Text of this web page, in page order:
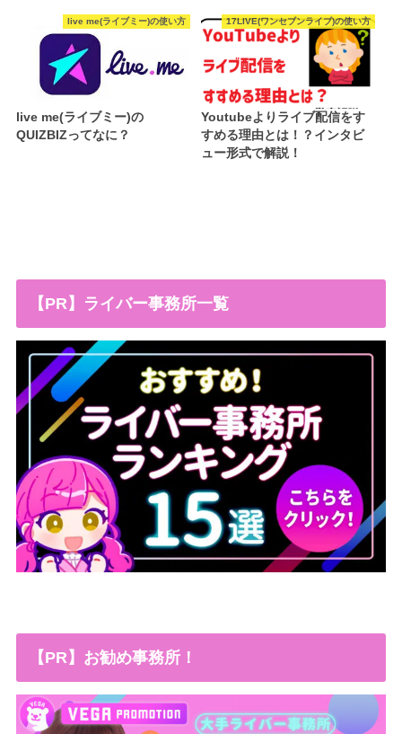
live me(ライブミー)の使い方
live me(ライブミー)の
QUIZBIZってなに？
17LIVE(ワンセブンライブ)の使い方
Youtubeよりライブ配信をす
すめる理由とは！？インタビ
ュー形式で解説！
【PR】ライバー事務所一覧
【PR】お勧め事務所！